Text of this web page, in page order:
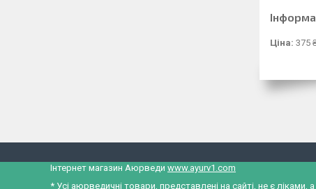
Ціна: 375
Інтернет магазин Аюрведи www.ayurv1.com
* Усі аюрведичні товари, представлені на сайті, не є